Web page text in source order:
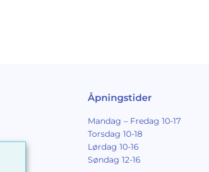
Åpningstider
Mandag – Fredag 10-17
Torsdag 10-18
Lørdag 10-16
Søndag 12-16